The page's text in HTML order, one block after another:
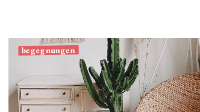
begegnungen